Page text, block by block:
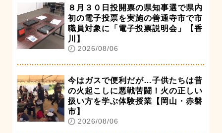
８月３０日投開票の県知事選で県内
初の電子投票を実施の善通寺市で市
職員対象に「電子投票説明会」【香
川】
2026/08/06
今はガスで便利だが…子供たちは昔
の火起こしに悪戦苦闘！火の正しい
扱い方を学ぶ体験授業【岡山・赤磐
市】
2026/08/06